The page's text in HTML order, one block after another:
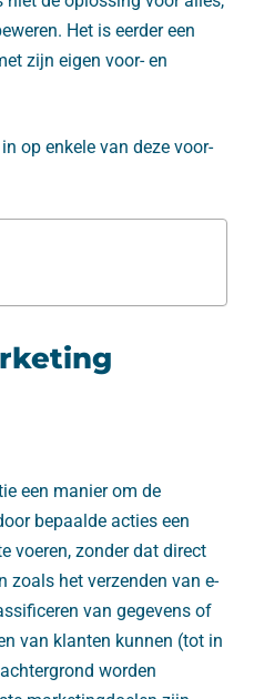
Het is eerder een
zijn eigen voor- en
op enkele van deze voor-
een manier om de
bepaalde acties een
voeren, zonder dat direct
zoals het verzenden van e-
van gegevens of
van klanten kunnen (tot in
worden